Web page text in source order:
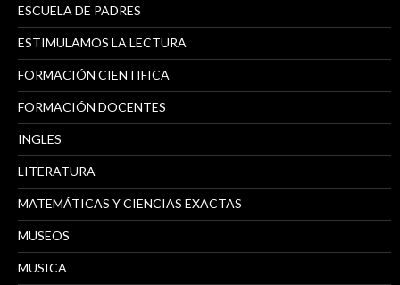
ESCUELA DE PADRES
ESTIMULAMOS LA LECTURA
FORMACIÓN CIENTIFICA
FORMACIÓN DOCENTES
INGLES
LITERATURA
MATEMÁTICAS Y CIENCIAS EXACTAS
MUSEOS
MUSICA